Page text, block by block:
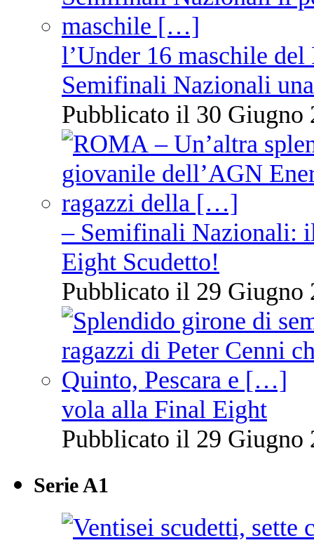
l’Under 16 maschile
Semifinali Nazionali
Pubblicato il 30 Giugno
– Semifinali Nazionali:
Eight Scudetto!
Pubblicato il 29 Giugno
vola alla Final Eight
Pubblicato il 29 Giugno
Serie A1